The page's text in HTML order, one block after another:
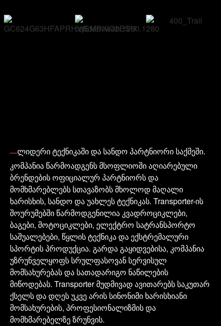
ლიდერი ტექნიკაში და სანდო პარტნიორი საქმეში.
კომპანია წარმოადგენსმსოფლიოშიაღიარებული
ბრენდებისოფიციალურ პარტნიორსდა
მომხმარებლებს სთავაზობსმხოლოდმაღალი
ხარისხის, სანდო დაუახლესტექნიკას. Transporter-ის
შოურუმებში წარმოდგენილია კვადროციკლები,
ბაგები, მოტოციკლები, ელექტრო სატრანსპორტო
საშუალებები, წყლისტექნიკადა ექსტრემალური
სპორტისპროდუქცია. გარდაგაყიდვებისა, კომპანია
უზრუნველყოფს სრულფასოვან სერვისულ
მომსახურებასდა სათადარიგო ნაწილების
მიწოდებას. Transporterმუდმივადავითარებს საკუთარ
ქსელსდადღესუკვეარის სინონიმი ხარისხიანი
მომსახურების, პროფესიონალიზმისდა
მომხმარებელზეზრუნვის.